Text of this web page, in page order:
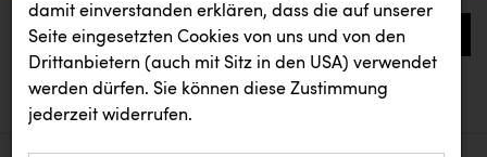
0
aktuelle aussendungen
aktuelle aussendungen
damit ein­ver­standen erklären, dass die auf unserer
Seite eingesetzten Cookies von uns und von den
Drittanbietern (auch mit Sitz in den USA) verwendet
werden dürfen. Sie können diese Zustimmung
jederzeit widerrufen.